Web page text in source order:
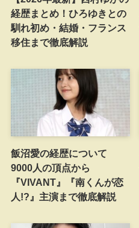
経歴まとめ！ひろゆきとの
馴れ初め・結婚・フランス
移住まで徹底解説
飯沼愛の経歴について
9000人の頂点から
『VIVANT』『南くんが恋
人!?』主演まで徹底解説